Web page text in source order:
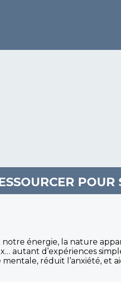
POUR
énergie, la nature
autant d’expériences
mentale, réduit l’anxiété,